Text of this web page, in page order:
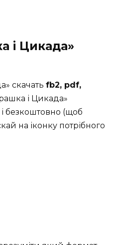
і Цикада»
скачать fb2, pdf,
і Цикада»
безкоштовно (щоб
на іконку потрібного